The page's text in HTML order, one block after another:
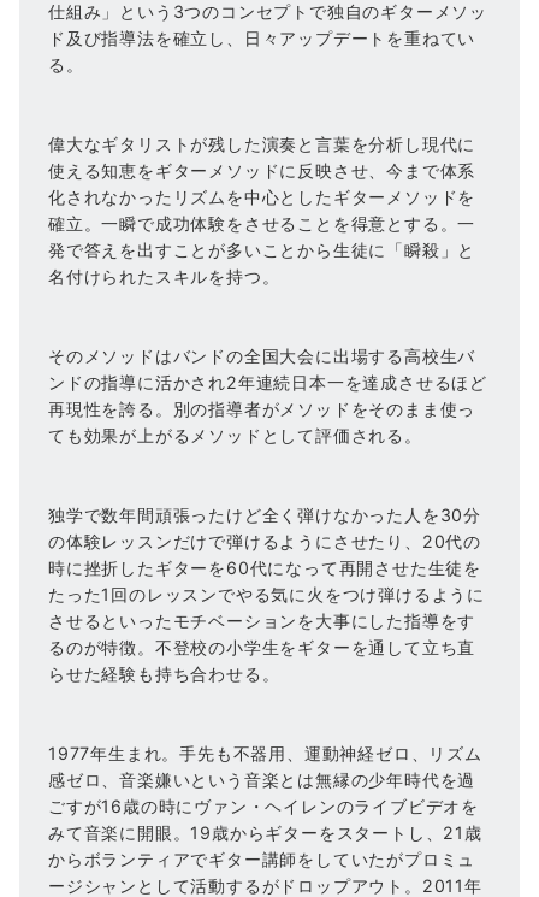
仕組み」という3つのコンセプトで独自のギターメソッ
ド及び指導法を確立し、日々アップデートを重ねてい
る。
偉大なギタリストが残した演奏と言葉を分析し現代に
使える知恵をギターメソッドに反映させ、今まで体系
化されなかったリズムを中心としたギターメソッドを
確立。一瞬で成功体験をさせることを得意とする。一
発で答えを出すことが多いことから生徒に「瞬殺」と
名付けられたスキルを持つ。
そのメソッドはバンドの全国大会に出場する高校生バ
ンドの指導に活かされ2年連続日本一を達成させるほど
再現性を誇る。別の指導者がメソッドをそのまま使っ
ても効果が上がるメソッドとして評価される。
独学で数年間頑張ったけど全く弾けなかった人を30分
の体験レッスンだけで弾けるようにさせたり、20代の
時に挫折したギターを60代になって再開させた生徒を
たった1回のレッスンでやる気に火をつけ弾けるように
させるといったモチベーションを大事にした指導をす
るのが特徴。不登校の小学生をギターを通して立ち直
らせた経験も持ち合わせる。
1977年生まれ。手先も不器用、運動神経ゼロ、リズム
感ゼロ、音楽嫌いという音楽とは無縁の少年時代を過
ごすが16歳の時にヴァン・ヘイレンのライブビデオを
みて音楽に開眼。19歳からギターをスタートし、21歳
からボランティアでギター講師をしていたがプロミュ
ージシャンとして活動するがドロップアウト。2011年